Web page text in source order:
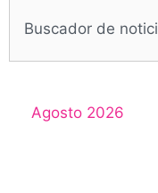
Agosto 2026